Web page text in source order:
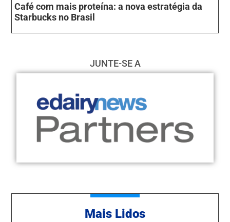
Café com mais proteína: a nova estratégia da
Starbucks no Brasil
JUNTE-SE A
Mais Lidos